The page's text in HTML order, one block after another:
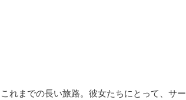
れまでの長い旅路。彼女たちにとって、サー